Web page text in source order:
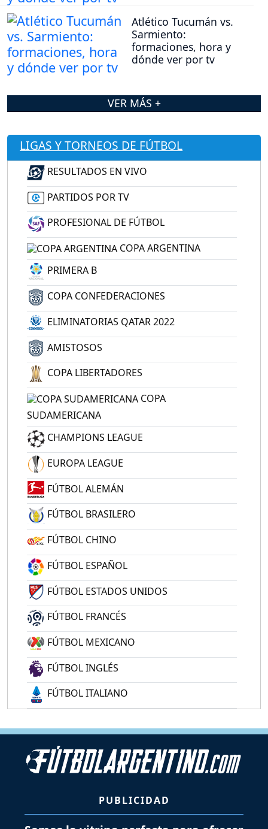
Atlético Tucumán vs.
Sarmiento:
formaciones, hora y
dónde ver por tv
VER MÁS +
LIGAS Y TORNEOS DE FÚTBOL
RESULTADOS EN VIVO
PARTIDOS POR TV
PROFESIONAL DE FÚTBOL
COPA ARGENTINA
PRIMERA B
COPA CONFEDERACIONES
ELIMINATORIAS QATAR 2022
AMISTOSOS
COPA LIBERTADORES
COPA
SUDAMERICANA
CHAMPIONS LEAGUE
EUROPA LEAGUE
FÚTBOL ALEMÁN
FÚTBOL BRASILERO
FÚTBOL CHINO
FÚTBOL ESPAÑOL
FÚTBOL ESTADOS UNIDOS
FÚTBOL FRANCÉS
FÚTBOL MEXICANO
FÚTBOL INGLÉS
FÚTBOL ITALIANO
PUBLICIDAD